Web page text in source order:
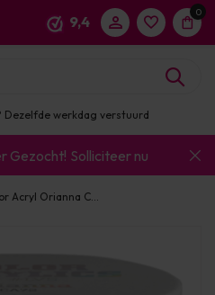
9,4
0
Dezelfde werkdag verstuurd
Gezocht! Solliciteer nu
Acryl Orianna C...